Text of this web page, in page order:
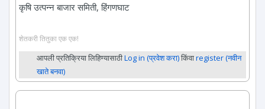
कृषि उत्पन्न बाजार समिती, हिंगणघाट
शेतकरी तितुका एक एक!
आपली प्रतिक्रिया लिहिण्यासाठीLog in (प्रवेश करा)किंवाregister (नवीन
खाते बनवा)